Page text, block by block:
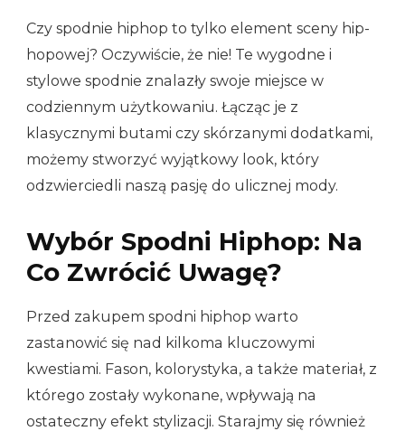
Czy spodnie hiphop to tylko element sceny hip-
hopowej? Oczywiście, że nie! Te wygodne i
stylowe spodnie znalazły swoje miejsce w
codziennym użytkowaniu. Łącząc je z
klasycznymi butami czy skórzanymi dodatkami,
możemy stworzyć wyjątkowy look, który
odzwierciedli naszą pasję do ulicznej mody.
Wybór Spodni Hiphop: Na
Co Zwrócić Uwagę?
Przed zakupem spodni hiphop warto
zastanowić się nad kilkoma kluczowymi
kwestiami. Fason, kolorystyka, a także materiał, z
którego zostały wykonane, wpływają na
ostateczny efekt stylizacji. Starajmy się również